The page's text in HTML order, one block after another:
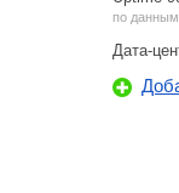
по данным
Дата-